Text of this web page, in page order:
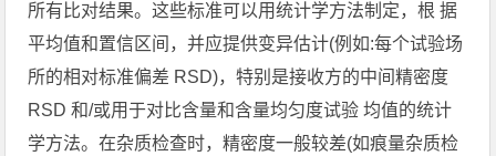
所有比对结果。这些标准可以用统计学方法制定，根 据
平均值和置信区间，并应提供变异估计(例如:每个试验场
所的相对标准偏差 RSD)，特别是接收方的中间精密度
RSD 和/或用于对比含量和含量均匀度试验 均值的统计
学方法。在杂质检查时，精密度一般较差(如痕量杂质检